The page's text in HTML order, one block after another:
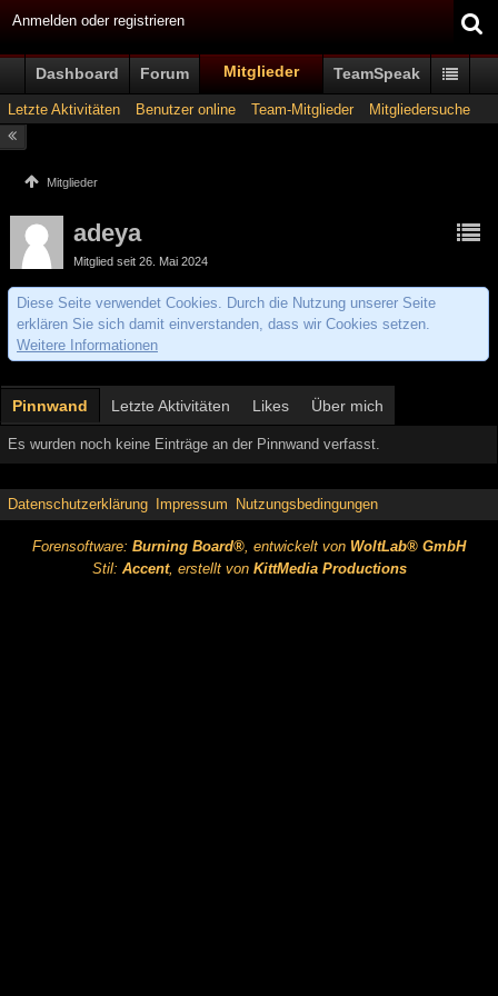
Anmelden oder registrieren
Dashboard Forum Mitglieder TeamSpeak
Letzte Aktivitäten Benutzer online Team-Mitglieder Mitgliedersuche
Mitglieder
adeya
Mitglied seit 26. Mai 2024
Diese Seite verwendet Cookies. Durch die Nutzung unserer Seite
erklären Sie sich damit einverstanden, dass wir Cookies setzen.
Weitere Informationen
Pinnwand Letzte Aktivitäten Likes Über mich
Es wurden noch keine Einträge an der Pinnwand verfasst.
Datenschutzerklärung Impressum Nutzungsbedingungen
Forensoftware: Burning Board®, entwickelt von WoltLab® GmbH
Stil: Accent, erstellt von KittMedia Productions